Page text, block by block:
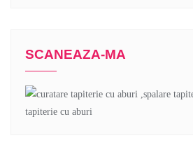
SCANEAZA-MA